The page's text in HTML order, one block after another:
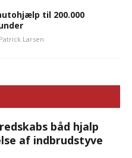
til 200.000
Patrick Larsen
båd hjalp
af indbrudstyve